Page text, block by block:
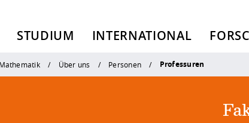
STUDIUM INTERNATIONAL
Über uns Personen Professuren